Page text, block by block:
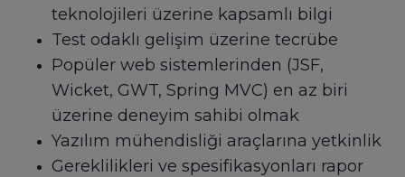
teknolojileri üzerine kapsamlı bilgi
Test odaklı gelişim üzerine tecrübe
Popüler web sistemlerinden (JSF,
Wicket, GWT, Spring MVC) en az biri
üzerine deneyim sahibi olmak
Yazılım mühendisliği araçlarına yetkinlik
Gereklilikleri ve spesifikasyonları rapor